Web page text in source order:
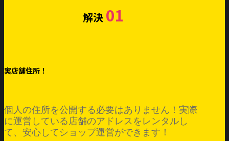
解決 01
実店舗住所！
個人の住所を公開する必要はありません！実際
に運営している店舗のアドレスをレンタルし
て、安心してショップ運営ができます！